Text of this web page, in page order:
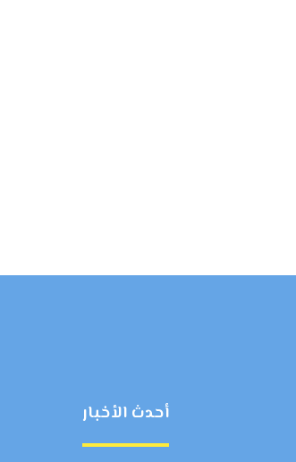
أحدث الأخبار